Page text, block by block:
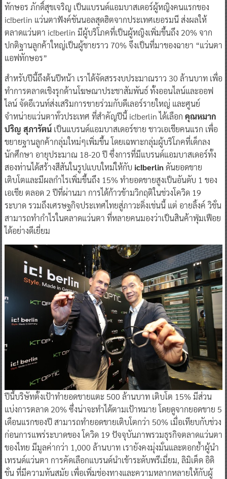
ทักษอร ภักดิ์สุขเจริญ เป็นแบรนด์แอมบาสเดอร์ผู้หญิงคนแรกของ
ic!berlin แว่นตาฟังค์ชันนอลสุดฮิตจากประเทศเยอรมนี ส่งผลให้
ตลาดแว่นตา ic!berlin มีผู้บริโภคที่เป็นผู้หญิงเพิ่มขึ้นถึง 20% จาก
ปกติฐานลูกค้าใหญ่เป็นผู้ชายราว 70% จึงเป็นที่มาของฉายา “แว่นตา
แอฟทักษอร”
สำหรับปีนี้ถึงต้นปีหน้า เราได้จัดสรรงบประมาณราว 30 ล้านบาท เพื่อ
ทำการตลาดเชิงรุกด้านโฆษณาประชาสัมพันธ์ ทั้งออนไลน์และออฟ
ไลน์ จัดอีเวนท์ส่งเสริมการขายร่วมกับดีเลอร์รายใหญ่ และศูนย์
จำหน่ายแว่นตาทั่วประเทศ ที่สำคัญปีนี้ ic!berlin ได้เลือก คุณหมาก
ปริญ สุภารัตน์เป็นแบรนด์แอมบาสเดอร์ชาย ชาวเอเชียคนแรก เพื่อ
ขยายฐานลูกค้ากลุ่มใหม่ๆเพิ่มขึ้น โดยเฉพาะกลุ่มผู้บริโภคที่เด็กลง
นักศึกษา อายุประมาณ 18-20 ปี ซึ่งการที่มีแบรนด์แอมบาสเดอร์ทั้ง
สองท่านได้สร้างสีสันในรูปแบบใหม่ให้กับ ic!berlinดันยอดขาย
เติบโตและมีผลกำไรเพิ่มขึ้นถึง 15% ทำยอดขายสูงเป็นอันดับ 1 ของ
เอเชีย ตลอด 2 ปีที่ผ่านมา การได้ก้าวข้ามวิกฤติในช่วงโควิด 19
ระบาด รวมถึงเศรษฐกิจประเทศไทยสู่ภาวะดิ่งเช่นนี้ แต่ อายลิ้งค์ วิชั่น
สามารถทำกำไรในตลาดแว่นตา ที่หลายคนมองว่าเป็นสินค้าฟุ่มเฟือย
ได้อย่างดีเยี่ยม
ปีนี้บริษัทตั้งเป้าทำยอดขายแตะ 500 ล้านบาท เติบโต 15% มีส่วน
แบ่งการตลาด 20% ซึ่งน่าจะทำได้ตามเป้าหมาย โดยดูจากยอดขาย 5
เดือนแรกของปี สามารถทำยอดขายเติบโตกว่า 50% เมื่อเทียบกับช่วง
ก่อนการแพร่ระบาดของ โควิด 19 ปัจจุบันภาพรวมธุรกิจตลาดแว่นตา
ของไทย มีมูลค่ากว่า 1,000 ล้านบาท เรายังคงมุ่งมั่นและตอกย้ำผู้นำ
เทรนด์แว่นตา การคัดเลือกแบรนด์นำเข้าระดับพรีเมี่ยม, ลิมิเต็ด อิดิ
ชั่น ที่มีความทันสมัย เพื่อเพิ่มช่องทางและความหลากหลายให้กับผู้